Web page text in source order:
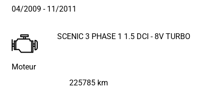
04/2009 - 11/2011
Moteur
SCENIC 3 PHASE 1 1.5 DCI - 8V TURBO
225785 km